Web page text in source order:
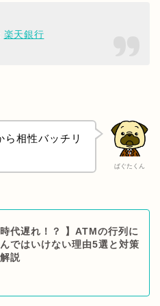
楽天銀行
ぱぐたくん
相性バッチリ
時代遅れ！？ 】ATMの行列に
ではいけない理由5選と対策
説